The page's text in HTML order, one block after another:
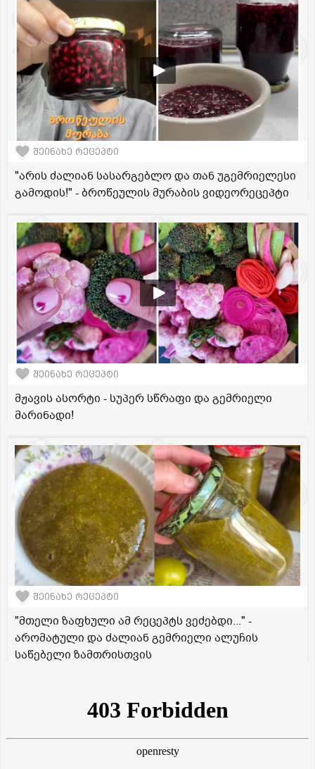
შეინახე რეცეპტი
"არის ძალიან სასარგებლო და თან უგემრიელესი
გამოდის!" - ბროწეულის მურაბის ვიდეორეცეპტი
შეინახე რეცეპტი
მჟავის ასორტი - სუპერ სწრაფი და გემრიელი
მარინადი!
შეინახე რეცეპტი
"მთელი ზაფხული ამ რეცეპტს ვეძებდი..." -
არომატული და ძალიან გემრიელი ალუჩის
საწებელი ზამთრისთვის